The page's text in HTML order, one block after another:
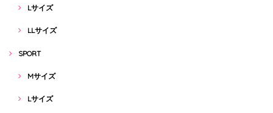
Lサイズ
LLサイズ
SPORT
Mサイズ
Lサイズ